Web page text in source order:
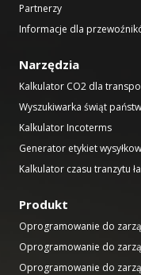
Partnerzy
Informacje dla
Narzędzia
Kalkulator CO2 dla
Wyszukiwarka świąt
Kalkulator Incoterms
Generator etykiet
Kalkulator czasu tranzytu
Produkt
Oprogramowanie do
Oprogramowanie do
Oprogramowanie do